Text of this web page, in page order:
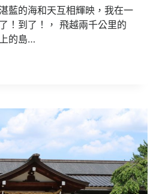
藍的海和天互相輝映，我在一
！到了！， 飛越兩千公里的
的島…